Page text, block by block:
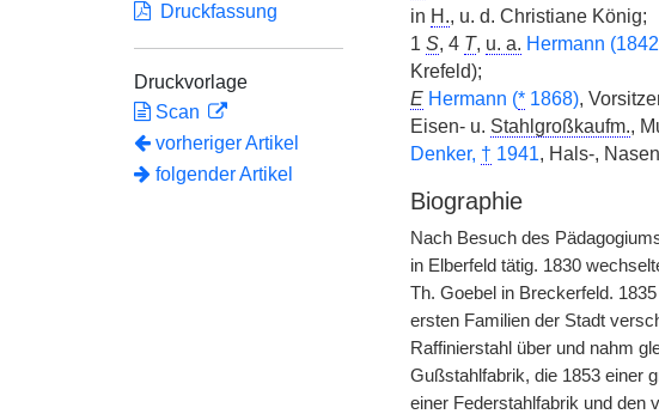
Druckfassung
Druckvorlage
Scan
vorheriger Artikel
folgender Artikel
in H., u. d. Christiane König;
1 S, 4 T, u. a. Hermann
Krefeld);
E Hermann (*1868),
Eisen- u. Stahlgroßkaufm.,
Denker, † 1941, Hals-,
Biographie
Nach Besuch des
in Elberfeld tätig. 1830
Th. Goebel in Breckerfeld.
ersten Familien der Stadt
Raffinierstahl über und nahm
Gußstahlfabrik, die 1853 einer
einer Federstahlfabrik und den